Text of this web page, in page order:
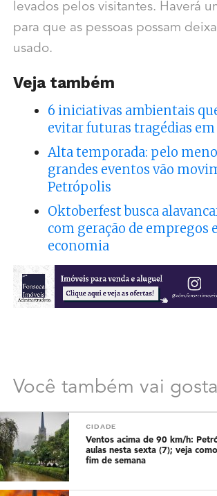
levados pelos visitantes. Haverá
para que as pessoas possam
usado.
Veja também
6 iniciativas ambientais
evitar futuras tragédias
Alta temporada: pelo
grandes eventos vão
Petrópolis
Oktoberfest busca
com geração de empregos
economia
Você também vai
CIDADE
Ventos acima de 90 km/h:
aulas nesta sexta (7); veja
fim de semana